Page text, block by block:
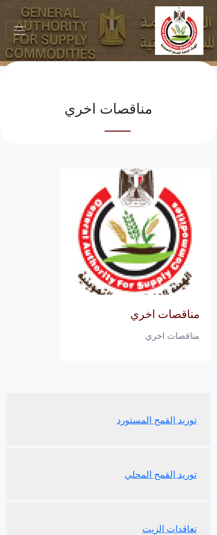
مناقصات اخري
توريد القمح المستورد
توريد القمح المحلي
تعاقدات الزيت
مناقصات اخري
مناقصات اخري